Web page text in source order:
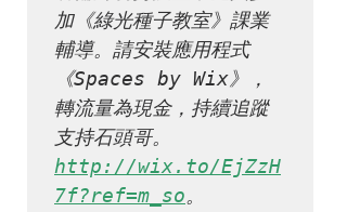
加《綠光種子教室》課業
輔導。請安裝應用程式
《Spaces by Wix》，
轉流量為現金，持續追蹤
http://wix.to/EjZzH
7f?ref=m_so。